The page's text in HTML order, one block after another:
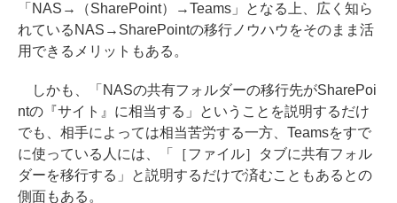
「NAS→（SharePoint）→Teams」となる上、広く知ら
れているNAS→SharePointの移行ノウハウをそのまま活
用できるメリットもある。
しかも、「NASの共有フォルダーの移行先がSharePoi
ntの『サイト』に相当する」ということを説明するだけ
でも、相手によっては相当苦労する一方、Teamsをすで
に使っている人には、「［ファイル］タブに共有フォル
ダーを移行する」と説明するだけで済むこともあるとの
側面もある。